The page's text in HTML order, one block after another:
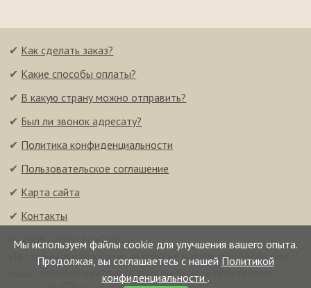
Мы используем файлы cookie для улучшения вашего опыта.
Продолжая, вы соглашаетесь с нашей Политикой
конфиденциальности .
✔ Как сделать заказ?
✔ Какие способы оплаты?
✔ В какую страну можно отправить?
✔ Был ли звонок адресату?
✔ Политика конфиденциальности
✔ Пользовательское соглашение
✔ Карта сайта
✔ Контакты
© 2008–2026 FunCalls.ru
На странице размещены авторские материалы. Мы будем
рады, если при их копировании вы будете проставлять